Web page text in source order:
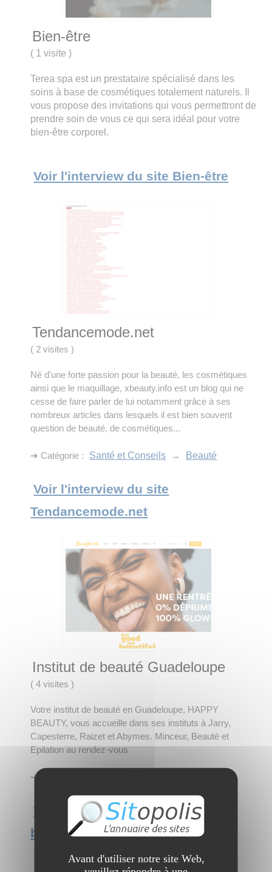
Bien-être
( 1 visite)
Terea spa est un prestataire spécialisé dans les
soins à base de cosmétiques totalement naturels. Il
vous propose des invitations qui vous permettront de
prendre soin de vous ce qui sera idéal pour votre
bien-être corporel.
Voir l'interview du site Bien-être
Tendancemode.net
( 2 visites)
Né d'une forte passion pour la beauté, les cosmétiques
ainsi que le maquillage, xbeauty.info est un blog qui ne
cesse de faire parler de lui notamment grâce à ses
nombreux articles dans lesquels il est bien souvent
question de beauté, de cosmétiques...
➔ Catégorie : Santé et Conseils → Beauté
Voir l'interview du site
Tendancemode.net
Institut de beauté Guadeloupe
( 4 visites)
Votre institut de beauté en Guadeloupe, HAPPY
BEAUTY, vous accueille dans ses instituts à Jarry,
Capesterre, Raizet et Abymes. Minceur, Beauté et
Epilation au rendez-vous
➔ Catégorie :
Voir l'interview du site Institut de
beauté Guadeloupe
Avant d'utiliser notre site Web,